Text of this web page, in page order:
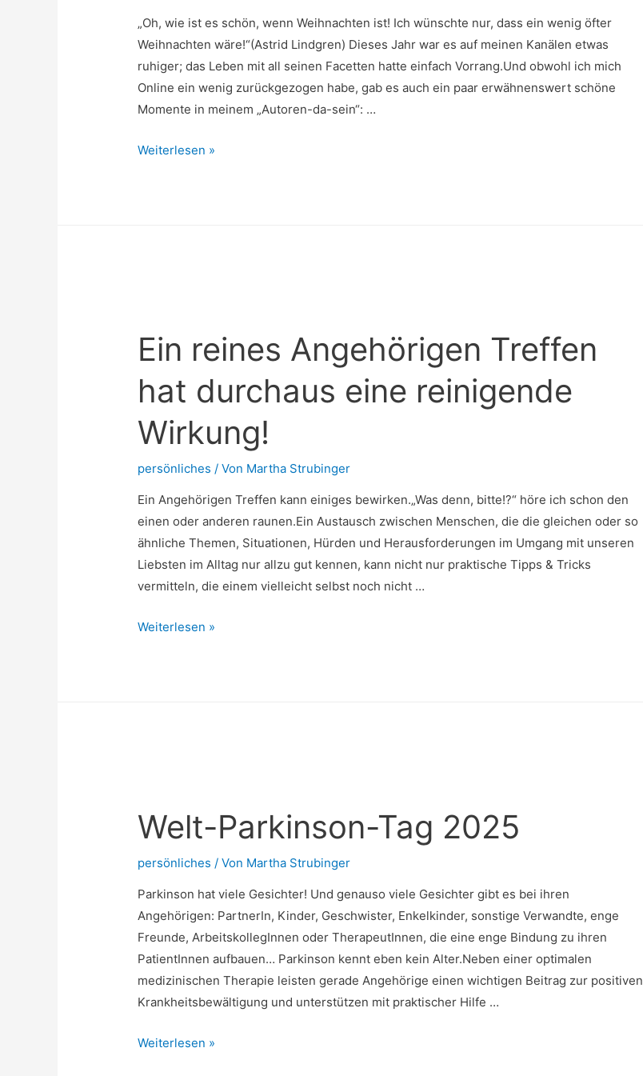
„Oh, wie ist es schön, wenn Weihnachten ist! Ich wünschte nur, dass ein wenig öfter
Weihnachten wäre!“(Astrid Lindgren) Dieses Jahr war es auf meinen Kanälen etwas
ruhiger; das Leben mit all seinen Facetten hatte einfach Vorrang.Und obwohl ich mich
Online ein wenig zurückgezogen habe, gab es auch ein paar erwähnenswert schöne
Momente in meinem „Autoren-da-sein“: …
Frohe
Weiterlesen »
Ein reines Angehörigen Treffen
hat durchaus eine reinigende
Wirkung!
persönliches / Von Martha Strubinger
Ein Angehörigen Treffen kann einiges bewirken.„Was denn, bitte!?“ höre ich schon den
einen oder anderen raunen.Ein Austausch zwischen Menschen, die die gleichen oder so
ähnliche Themen, Situationen, Hürden und Herausforderungen im Umgang mit unseren
Liebsten im Alltag nur allzu gut kennen, kann nicht nur praktische Tipps & Tricks
vermitteln, die einem vielleicht selbst noch nicht …
Ein
Weiterlesen »
Welt-Parkinson-Tag 2025
persönliches / Von Martha Strubinger
Parkinson hat viele Gesichter! Und genauso viele Gesichter gibt es bei ihren
Angehörigen: PartnerIn, Kinder, Geschwister, Enkelkinder, sonstige Verwandte, enge
Freunde, ArbeitskollegInnen oder TherapeutInnen, die eine enge Bindung zu ihren
PatientInnen aufbauen… Parkinson kennt eben kein Alter.Neben einer optimalen
medizinischen Therapie leisten gerade Angehörige einen wichtigen Beitrag zur positiven
Krankheitsbewältigung und unterstützen mit praktischer Hilfe …
Welt-
Weiterlesen »